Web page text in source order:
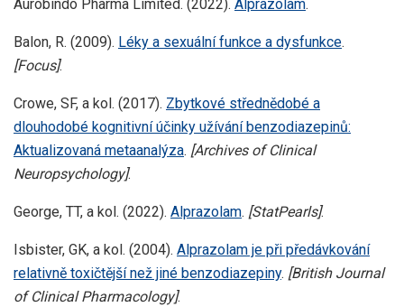
Aurobindo Pharma Limited. (2022). Alprazolam.
Balon, R. (2009). Léky a sexuální funkce a dysfunkce.
[Focus].
Crowe, SF, a kol. (2017). Zbytkové střednědobé a
dlouhodobé kognitivní účinky užívání benzodiazepinů:
Aktualizovaná metaanalýza. [Archives of Clinical
Neuropsychology].
George, TT, a kol. (2022). Alprazolam. [StatPearls].
Isbister, GK, a kol. (2004). Alprazolam je při předávkování
relativně toxičtější než jiné benzodiazepiny. [British Journal
of Clinical Pharmacology].